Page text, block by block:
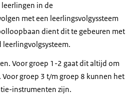
in de
met een leerlingsvolgyssteem
dient dit te gebeuren met
leerlingvolgsysteem.
Voor groep 1-2 gaat dit altijd om
groep 3 t/m groep 8 kunnen het
instrumenten zijn.